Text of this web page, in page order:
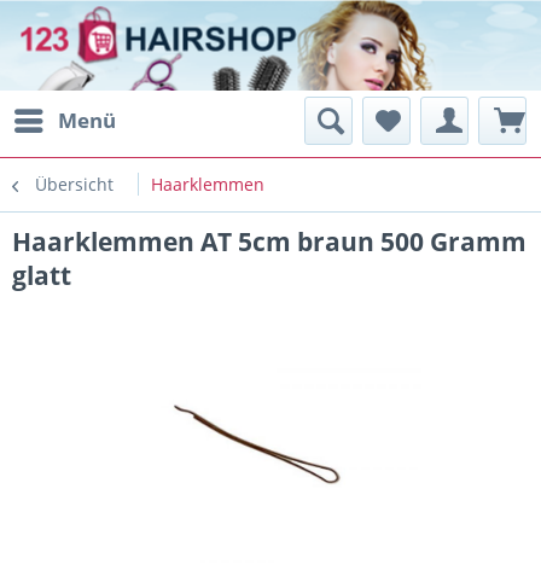
Menü
Übersicht Haarklemmen
Haarklemmen AT 5cm braun 500 Gramm
glatt